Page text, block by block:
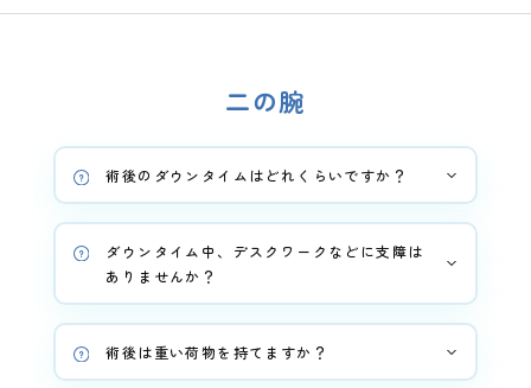
二の腕
術後のダウンタイムはどれくらいですか？
ダウンタイム中、デスクワークなどに支障は
ありませんか？
術後は重い荷物を持てますか？